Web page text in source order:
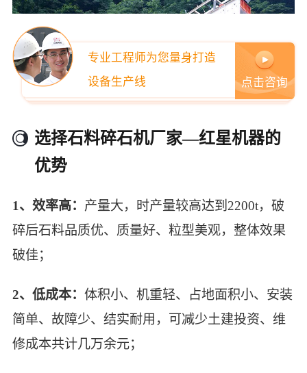
四合一作业的大型石料碎石机，将圆锥破碎剂、
颚式破碎机、给料机、振动筛同时安装在一台轮
胎移动破碎站上
专业工程师为您量身打造
设备生产线
点击咨询
选择石料碎石机厂家—红星机器的
优势
1、效率高： 产量大，时产量较高达到2200t，破
碎后石料品质优、质量好、粒型美观，整体效果
破佳；
2、低成本： 体积小、机重轻、占地面积小、安装
简单、故障少、结实耐用，可减少土建投资、维
修成本共计几万余元；